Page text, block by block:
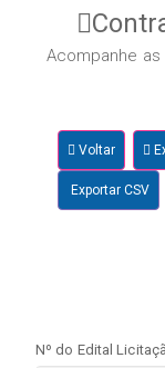
Acompanhe
Voltar
Exportar CSV
Nº do Edital